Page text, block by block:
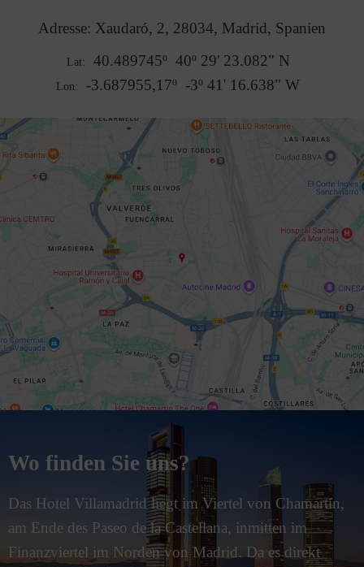
Adresse: Xaudaró, 2, 28034, Madrid, Spanien
Lat: 40.489745º 40º 29' 23.082" N
Lon: -3.687955,17º -3º 41' 16.638" W
Wo finden Sie uns?
Das Hotel Villamadrid liegt im Viertel von Chamartín,
am Ende des Paseo de la Castellana, inmitten im
Finanzviertel im Norden von Madrid. Da es direkt